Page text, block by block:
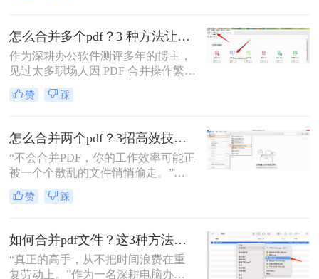
点。面对数十份零散的PDF——可能
是项目报告的不同章节、分散的合同
附件，或是零散的参考资料
怎么合并多个pdf？3 种方法让效率翻倍”！
作为深耕办公软件测评多年的博主，
见过太多职场人因 PDF 合并操作繁
琐、格式错乱、隐私泄露踩坑。其实
选对方法，1 分钟就能搞定多文件合
赞 踩
怎么合并两个pdf？3招高效技巧，让你告别杂乱文档！
“不会合并PDF，你的工作效率可能正
被一个个散乱的文件悄悄偷走。”作
为一名从事电脑办公软件测评多年的
博主，小编经常被粉丝问到：“怎么
背后却藏着效率的巨大分水岭。职场
办公人群和自媒体创作者们，常常陷
入信息碎片化、操作繁琐和安全隐忧
赞 踩
如何合并pdf文件？这3种方法让你效率翻倍！
“真正的高手，从不把时间浪费在重
复劳动上。”作为一名深耕电脑办公